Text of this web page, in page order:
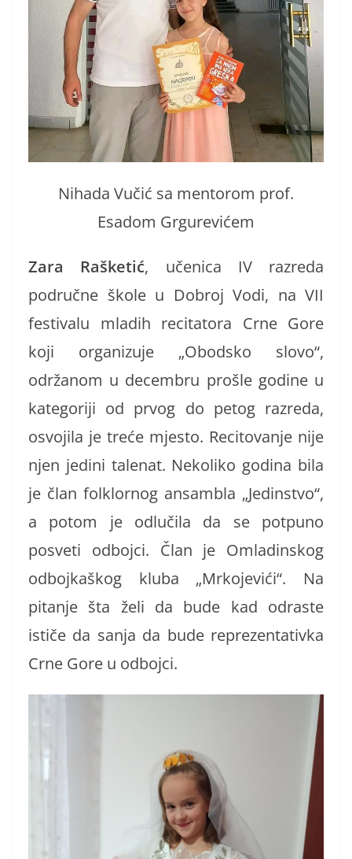
Nihada Vučić sa mentorom prof.
Esadom Grgurevićem
Zara Rašketić, učenica IV razreda
područne škole u Dobroj Vodi, na VII
festivalu mladih recitatora Crne Gore
koji organizuje „Obodsko slovo“,
održanom u decembru prošle godine u
kategoriji od prvog do petog razreda,
osvojila je treće mjesto. Recitovanje nije
njen jedini talenat. Nekoliko godina bila
je član folklornog ansambla „Jedinstvo“,
a potom je odlučila da se potpuno
posveti odbojci. Član je Omladinskog
odbojkaškog kluba „Mrkojevići“. Na
pitanje šta želi da bude kad odraste
ističe da sanja da bude reprezentativka
Crne Gore u odbojci.